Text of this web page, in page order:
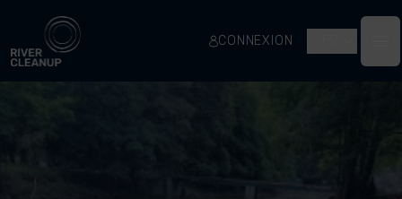
River Cleanup
CONNEXION